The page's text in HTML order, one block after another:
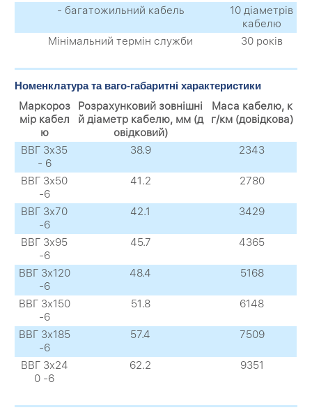
- багатожильний кабель
10 діаметрів
кабелю
Мінімальний термін служби
30 років
Номенклатура та ваго-габаритні характеристики
Маркороз
мір кабел
ю
Розрахунковий зовнішні
й діаметр кабелю, мм (д
овідковий)
Маса кабелю, к
г/км (довідкова)
ВВГ 3х35
- 6
38.9 2343
ВВГ 3х50
-6
41.2 2780
ВВГ 3х70
-6
42.1 3429
ВВГ 3х95
-6
45.7 4365
ВВГ 3х120
-6
48.4 5168
ВВГ 3х150
-6
51.8 6148
ВВГ 3х185
-6
57.4 7509
ВВГ 3х24
0 -6
62.2 9351